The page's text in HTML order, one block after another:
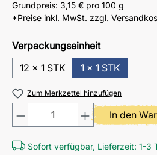
Grundpreis: 3,15 € pro 100 g
*Preise inkl. MwSt. zzgl.
Verpackungseinheit
12 x 1 STK
1 x 1 STK
Zum Merkzettel hinzufügen
Produkt
In den
Sofort verfügbar, Lieferzeit: 1-3